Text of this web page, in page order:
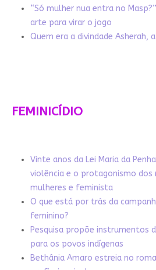
“Só mulher nua entra no
arte para virar o jogo
Quem era a divindade Asherah,
FEMINICÍDIO
Vinte anos da Lei Maria da
violência e o protagonismo dos
mulheres e feminista
O que está por trás da
feminino?
Pesquisa propõe instrumentos
para os povos indígenas
Bethânia Amaro estreia no